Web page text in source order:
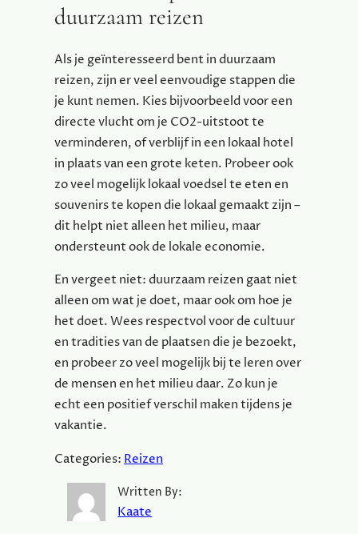
duurzaam reizen
Als je geïnteresseerd bent in duurzaam
reizen, zijn er veel eenvoudige stappen die
je kunt nemen. Kies bijvoorbeeld voor een
directe vlucht om je CO2-uitstoot te
verminderen, of verblijf in een lokaal hotel
in plaats van een grote keten. Probeer ook
zo veel mogelijk lokaal voedsel te eten en
souvenirs te kopen die lokaal gemaakt zijn –
dit helpt niet alleen het milieu, maar
ondersteunt ook de lokale economie.
En vergeet niet: duurzaam reizen gaat niet
alleen om wat je doet, maar ook om hoe je
het doet. Wees respectvol voor de cultuur
en tradities van de plaatsen die je bezoekt,
en probeer zo veel mogelijk bij te leren over
de mensen en het milieu daar. Zo kun je
echt een positief verschil maken tijdens je
vakantie.
Categories: Reizen
Written By:
Kaate